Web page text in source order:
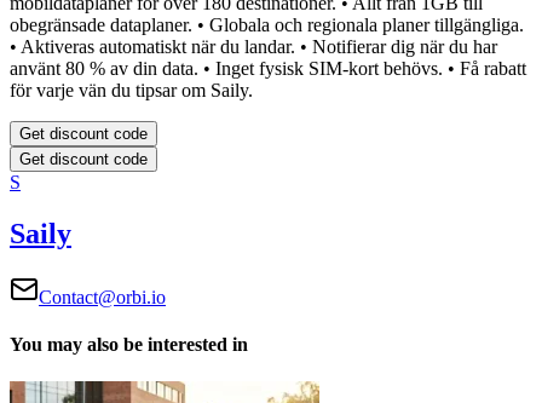
obegränsade dataplaner. • Globala och regionala planer tillgängliga.
• Aktiveras automatiskt när du landar. • Notifierar dig när du har
använt 80 % av din data. • Inget fysisk SIM-kort behövs. • Få rabatt
för varje vän du tipsar om Saily.
Get discount code
Get discount code
S
Saily
Contact@orbi.io
You may also be interested in